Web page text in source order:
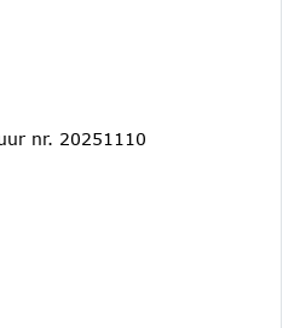
nr. 20251110